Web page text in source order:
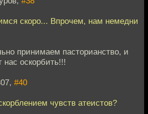
скоро... Впрочем, нам немедни
принимаем пасторианство, и
нас оскорбить!!!
#40
чувств атеистов?